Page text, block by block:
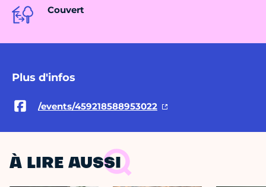
Couvert
Plus d'infos
/events/459218588953022
À LIRE AUSSI